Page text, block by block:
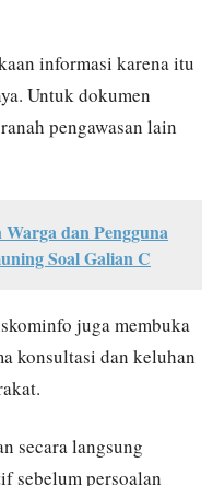
informasi karena itu
Untuk dokumen
pengawasan lain
dan Pengguna
Soal Galian C
juga membuka
konsultasi dan keluhan
secara langsung
sebelum persoalan